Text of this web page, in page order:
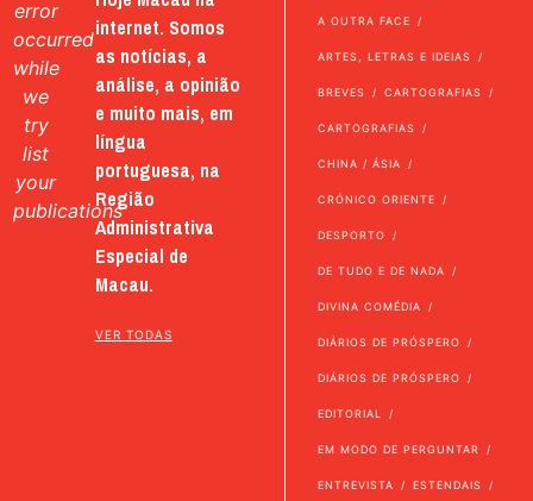
error
occurred
while
we
try
list
your
publications
internet. Somos
as notícias, a
análise, a opinião
e muito mais, em
língua
portuguesa, na
Região
Administrativa
Especial de
Macau.
VER TODAS
A OUTRA FACE
ARTES, LETRAS E IDEIAS
BREVES CARTOGRAFIAS
CARTOGRAFIAS
CHINA / ÁSIA
CRÓNICO ORIENTE
DESPORTO
DE TUDO E DE NADA
DIVINA COMÉDIA
DIÁRIOS DE PRÓSPERO
DIÁRIOS DE PRÓSPERO
EDITORIAL
EM MODO DE PERGUNTAR
ENTREVISTA ESTENDAIS